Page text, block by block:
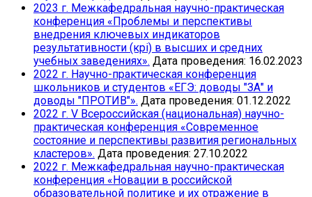
2023 г. Межкафедральная научно-практическая
конференция «Проблемы и перспективы
внедрения ключевых индикаторов
результативности (крi) в высших и средних
учебных заведениях». Дата проведения: 16.02.2023
2022 г. Научно-практическая конференция
школьников и студентов «ЕГЭ: доводы "ЗА" и
доводы "ПРОТИВ"». Дата проведения: 01.12.2022
2022 г. V Всероссийская (национальная) научно-
практическая конференция «Современное
состояние и перспективы развития региональных
кластеров». Дата проведения: 27.10.2022
2022 г. Межкафедральная научно-практическая
конференция «Новации в российской
образовательной политике и их отражение в